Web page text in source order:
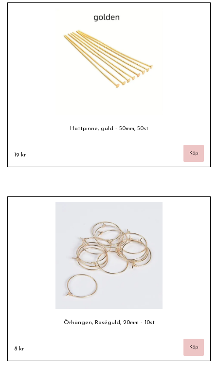
Hattpinne, guld - 50mm, 50st
19 kr
Örhängen, Roséguld, 20mm - 10st
8 kr